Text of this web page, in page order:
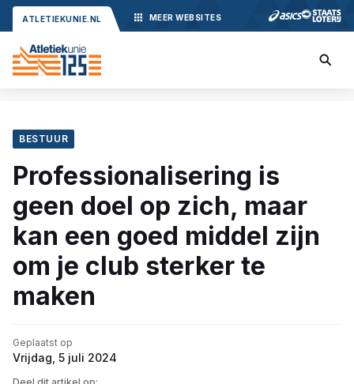
ATLETIEKUNIE.NL MEER WEBSITES
BESTUUR
Professionalisering is
geen doel op zich, maar
kan een goed middel zijn
om je club sterker te
maken
Geplaatst op
Vrijdag, 5 juli 2024